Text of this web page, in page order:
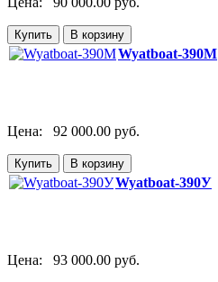
Wyatboat-390М
Цена: 92 000.00 руб.
Wyatboat-390У
Цена: 93 000.00 руб.